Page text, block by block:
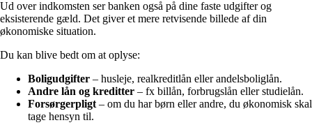
Ud over indkomsten ser banken også på dine faste udgifter og
eksisterende gæld. Det giver et mere retvisende billede af din
økonomiske situation.
Du kan blive bedt om at oplyse:
Boligudgifter – husleje, realkreditlån eller andelsboliglån.
Andre lån og kreditter – fx billån, forbrugslån eller studielån.
Forsørgerpligt – om du har børn eller andre, du økonomisk skal
tage hensyn til.